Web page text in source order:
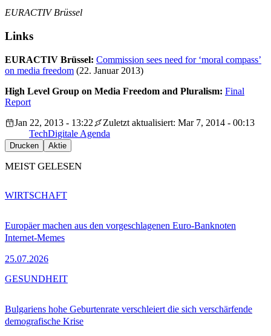
EURACTIV Brüssel
Links
EURACTIV Brüssel: Commission sees need for ‘moral compass’
on media freedom (22. Januar 2013)
High Level Group on Media Freedom and Pluralism: Final
Report
Jan 22, 2013 - 13:22
Zuletzt aktualisiert: Mar 7, 2014 - 00:13
TechDigitale Agenda
Drucken Aktie
MEIST GELESEN
Europäer machen aus den vorgeschlagenen Euro-Banknoten
Internet-Memes
25.07.2026
WIRTSCHAFT
Bulgariens hohe Geburtenrate verschleiert die sich verschärfende
demografische Krise
GESUNDHEIT